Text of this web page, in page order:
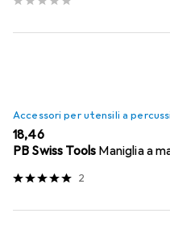
Accessori per utensili a
EUR
18,46
PB Swiss Tools Maniglia a
2